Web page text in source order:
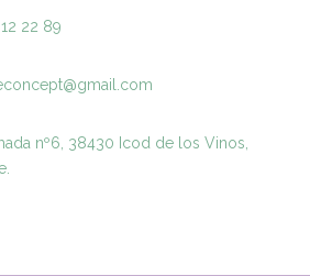
22 89
nº6, 38430 Icod de los Vinos,